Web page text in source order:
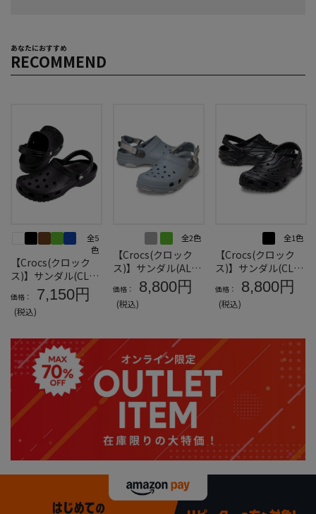
あなたにおすすめ
RECOMMEND
全5
色
【Crocs(クロック
ス)】サンダル(CLAS
SICCLOG)
価格： 7,150円
(税込)
全2色
【Crocs(クロック
ス)】サンダル(ALLT
ERRAINCLOG)＊カ
タログ商品
価格： 8,800円
(税込)
全1色
【Crocs(クロック
ス)】サンダル(CLAS
SICEROSIONCLOG)
＊カタログ商品
価格： 8,800円
(税込)